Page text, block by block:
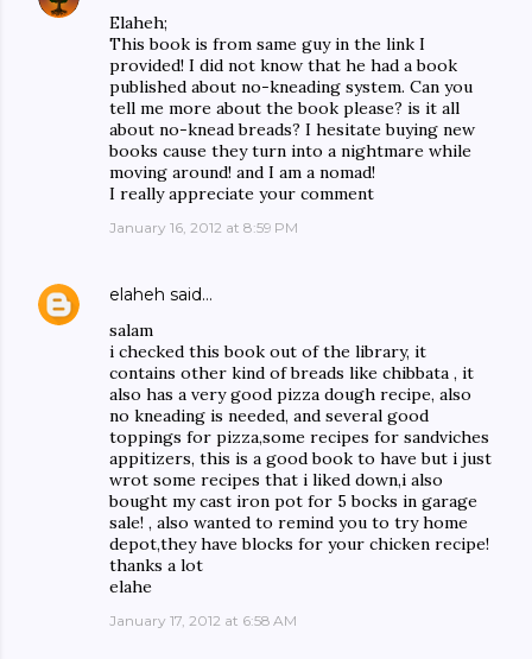
Elaheh;
This book is from same guy in the link I
provided! I did not know that he had a book
published about no-kneading system. Can you
tell me more about the book please? is it all
about no-knead breads? I hesitate buying new
books cause they turn into a nightmare while
moving around! and I am a nomad!
I really appreciate your comment
January 16, 2012 at 8:59 PM
elaheh said…
salam
i checked this book out of the library, it
contains other kind of breads like chibbata , it
also has a very good pizza dough recipe, also
no kneading is needed, and several good
toppings for pizza,some recipes for sandviches
appitizers, this is a good book to have but i just
wrot some recipes that i liked down,i also
bought my cast iron pot for 5 bocks in garage
sale! , also wanted to remind you to try home
depot,they have blocks for your chicken recipe!
thanks a lot
elahe
January 17, 2012 at 6:58 AM